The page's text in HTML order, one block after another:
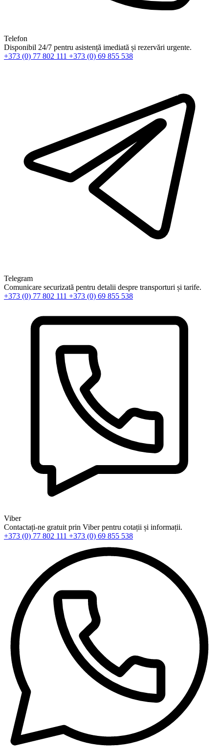
Telefon
Disponibil 24/7 pentru asistență imediată și rezervări urgente.
+373 (0) 77 802 111 +373 (0) 69 855 538
Telegram
Comunicare securizată pentru detalii despre transporturi și tarife.
+373 (0) 77 802 111 +373 (0) 69 855 538
Viber
Contactați-ne gratuit prin Viber pentru cotații și informații.
+373 (0) 77 802 111 +373 (0) 69 855 538